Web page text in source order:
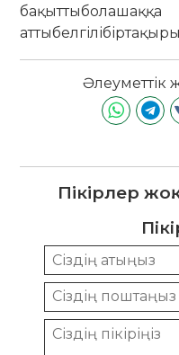
Әлеуметтік
Пікірлер